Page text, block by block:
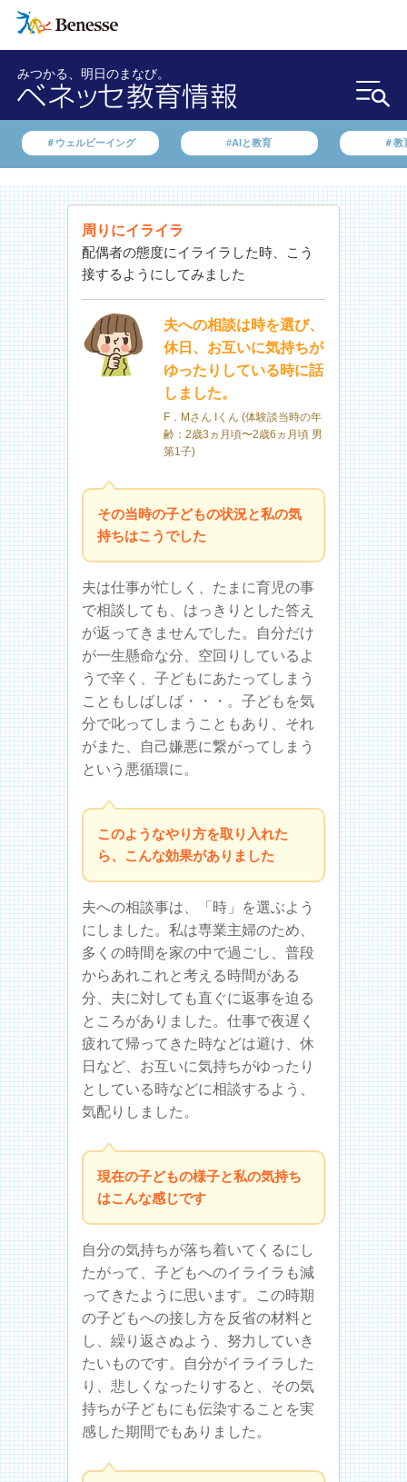
みつかる、明日のまなび。
＃ウェルビーイング #AIと教育 ＃教
周りにイライラ
配偶者の態度にイライラした時、こう
接するようにしてみました
夫への相談は時を選び、
休日、お互いに気持ちが
ゆったりしている時に話
しました。
F．Mさん Iくん (体験談当時の年
齢：2歳3ヵ月頃〜2歳6ヵ月頃 男
第1子)
その当時の子どもの状況と私の気
持ちはこうでした
夫は仕事が忙しく、たまに育児の事
で相談しても、はっきりとした答え
が返ってきませんでした。自分だけ
が一生懸命な分、空回りしているよ
うで辛く、子どもにあたってしまう
こともしばしば・・・。子どもを気
分で叱ってしまうこともあり、それ
がまた、自己嫌悪に繋がってしまう
という悪循環に。
このようなやり方を取り入れた
ら、こんな効果がありました
夫への相談事は、「時」を選ぶよう
にしました。私は専業主婦のため、
多くの時間を家の中で過ごし、普段
からあれこれと考える時間がある
分、夫に対しても直ぐに返事を迫る
ところがありました。仕事で夜遅く
疲れて帰ってきた時などは避け、休
日など、お互いに気持ちがゆったり
としている時などに相談するよう、
気配りしました。
現在の子どもの様子と私の気持ち
はこんな感じです
自分の気持ちが落ち着いてくるにし
たがって、子どもへのイライラも減
ってきたように思います。この時期
の子どもへの接し方を反省の材料と
し、繰り返さぬよう、努力していき
たいものです。自分がイライラした
り、悲しくなったりすると、その気
持ちが子どもにも伝染することを実
感した期間でもありました。